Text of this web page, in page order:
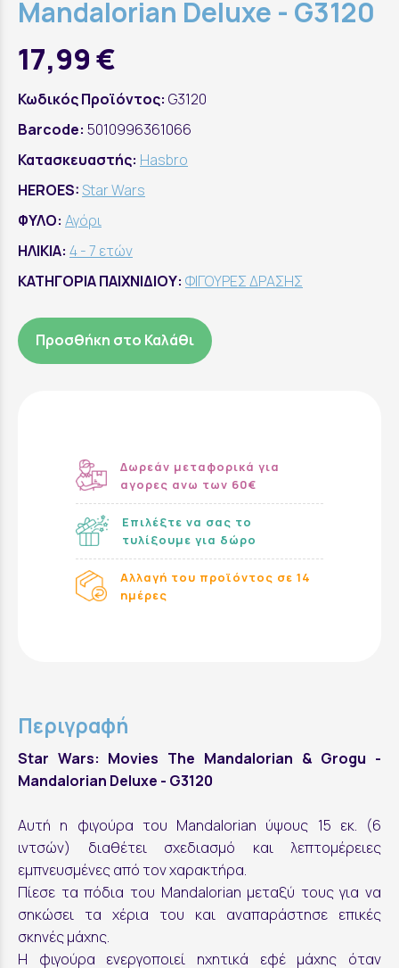
Mandalorian Deluxe - G3120
17,99 €
Κωδικός Προϊόντος: G3120
Barcode: 5010996361066
Κατασκευαστής: Hasbro
HEROES:Star Wars
ΦΥΛΟ: Αγόρι
ΗΛΙΚΙΑ: 4 - 7 ετών
ΚΑΤΗΓΟΡΙΑ ΠΑΙΧΝΙΔΙΟΥ: ΦΙΓΟΥΡΕΣ ΔΡΑΣΗΣ
Προσθήκη στο Καλάθι
Δωρεάν μεταφορικά για
αγορες ανω των 60€
Επιλέξτε να σας το
τυλίξουμε για δώρο
Αλλαγή του προϊόντος σε 14
ημέρες
Περιγραφή
Star Wars: Movies The Mandalorian & Grogu -
Mandalorian Deluxe - G3120
Αυτή η φιγούρα του Mandalorian ύψους 15 εκ. (6
ιντσών) διαθέτει σχεδιασμό και λεπτομέρειες
εμπνευσμένες από τον χαρακτήρα.
Πίεσε τα πόδια του Mandalorian μεταξύ τους για να
σηκώσει τα χέρια του και αναπαράστησε επικές
σκηνές μάχης.
Η φιγούρα ενεργοποιεί ηχητικά εφέ μάχης όταν